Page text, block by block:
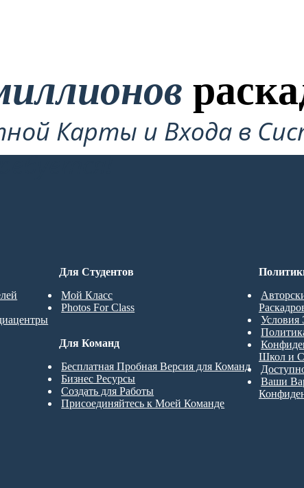
Карты и Входа в
Для Студентов
Мой Класс
Photos For Class
Для Команд
Бесплатная Пробная Версия для Команд
Бизнес Ресурсы
Создать для Работы
Присоединяйтесь к Моей Команде
Условия
Школ и
Ваши